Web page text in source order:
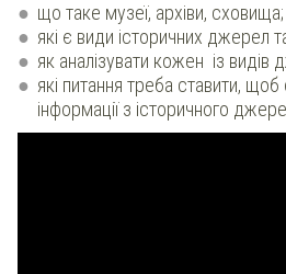
що таке музеї, архіви, сховища;
які є види історичних джерел
як аналізувати кожен із видів
які питання треба ставити,
інформації з історичного